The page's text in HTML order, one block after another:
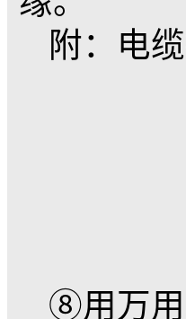
机组的重
⑤按说
是否良
⑥拧下
净凉开
紧好加